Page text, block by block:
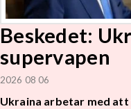
Beskedet:
supervapen
2026 08 06
Ukraina arbetar med